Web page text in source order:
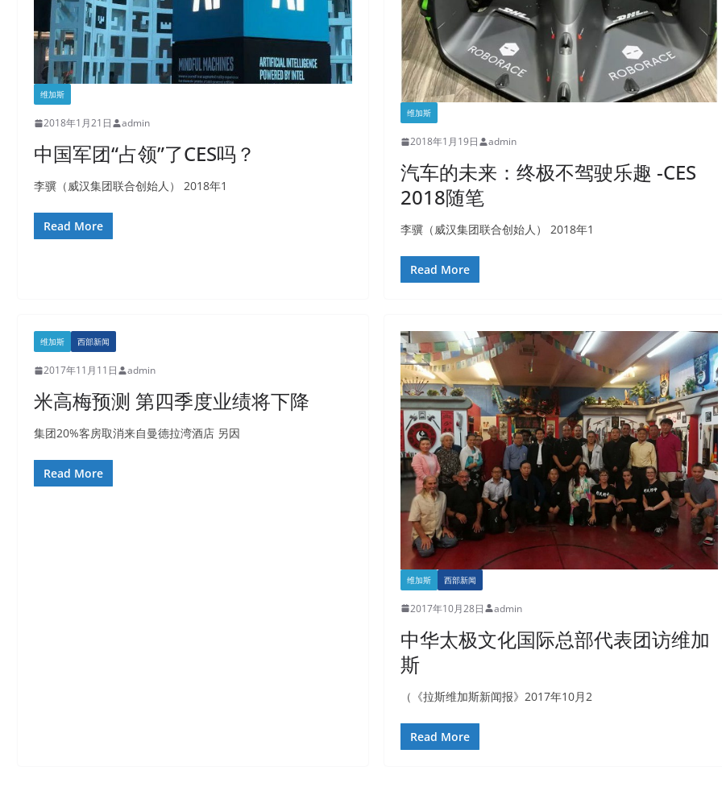
维加斯
2018年1月21日 admin
中国军团“占领”了CES吗？
李骥（威汉集团联合创始人） 2018年1
Read More
维加斯
2018年1月19日 admin
汽车的未来：终极不驾驶乐趣 -CES
2018随笔
李骥（威汉集团联合创始人） 2018年1
Read More
维加斯 西部新闻
2017年11月11日 admin
米高梅预测 第四季度业绩将下降
集团20%客房取消来自曼德拉湾酒店 另因
Read More
维加斯 西部新闻
2017年10月28日 admin
中华太极文化国际总部代表团访维加
斯
（《拉斯维加斯新闻报》2017年10月2
Read More